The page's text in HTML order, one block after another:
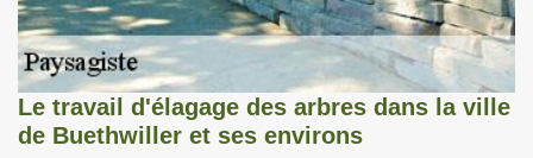
Le travail d'élagage des arbres dans la ville
de Buethwiller et ses environs